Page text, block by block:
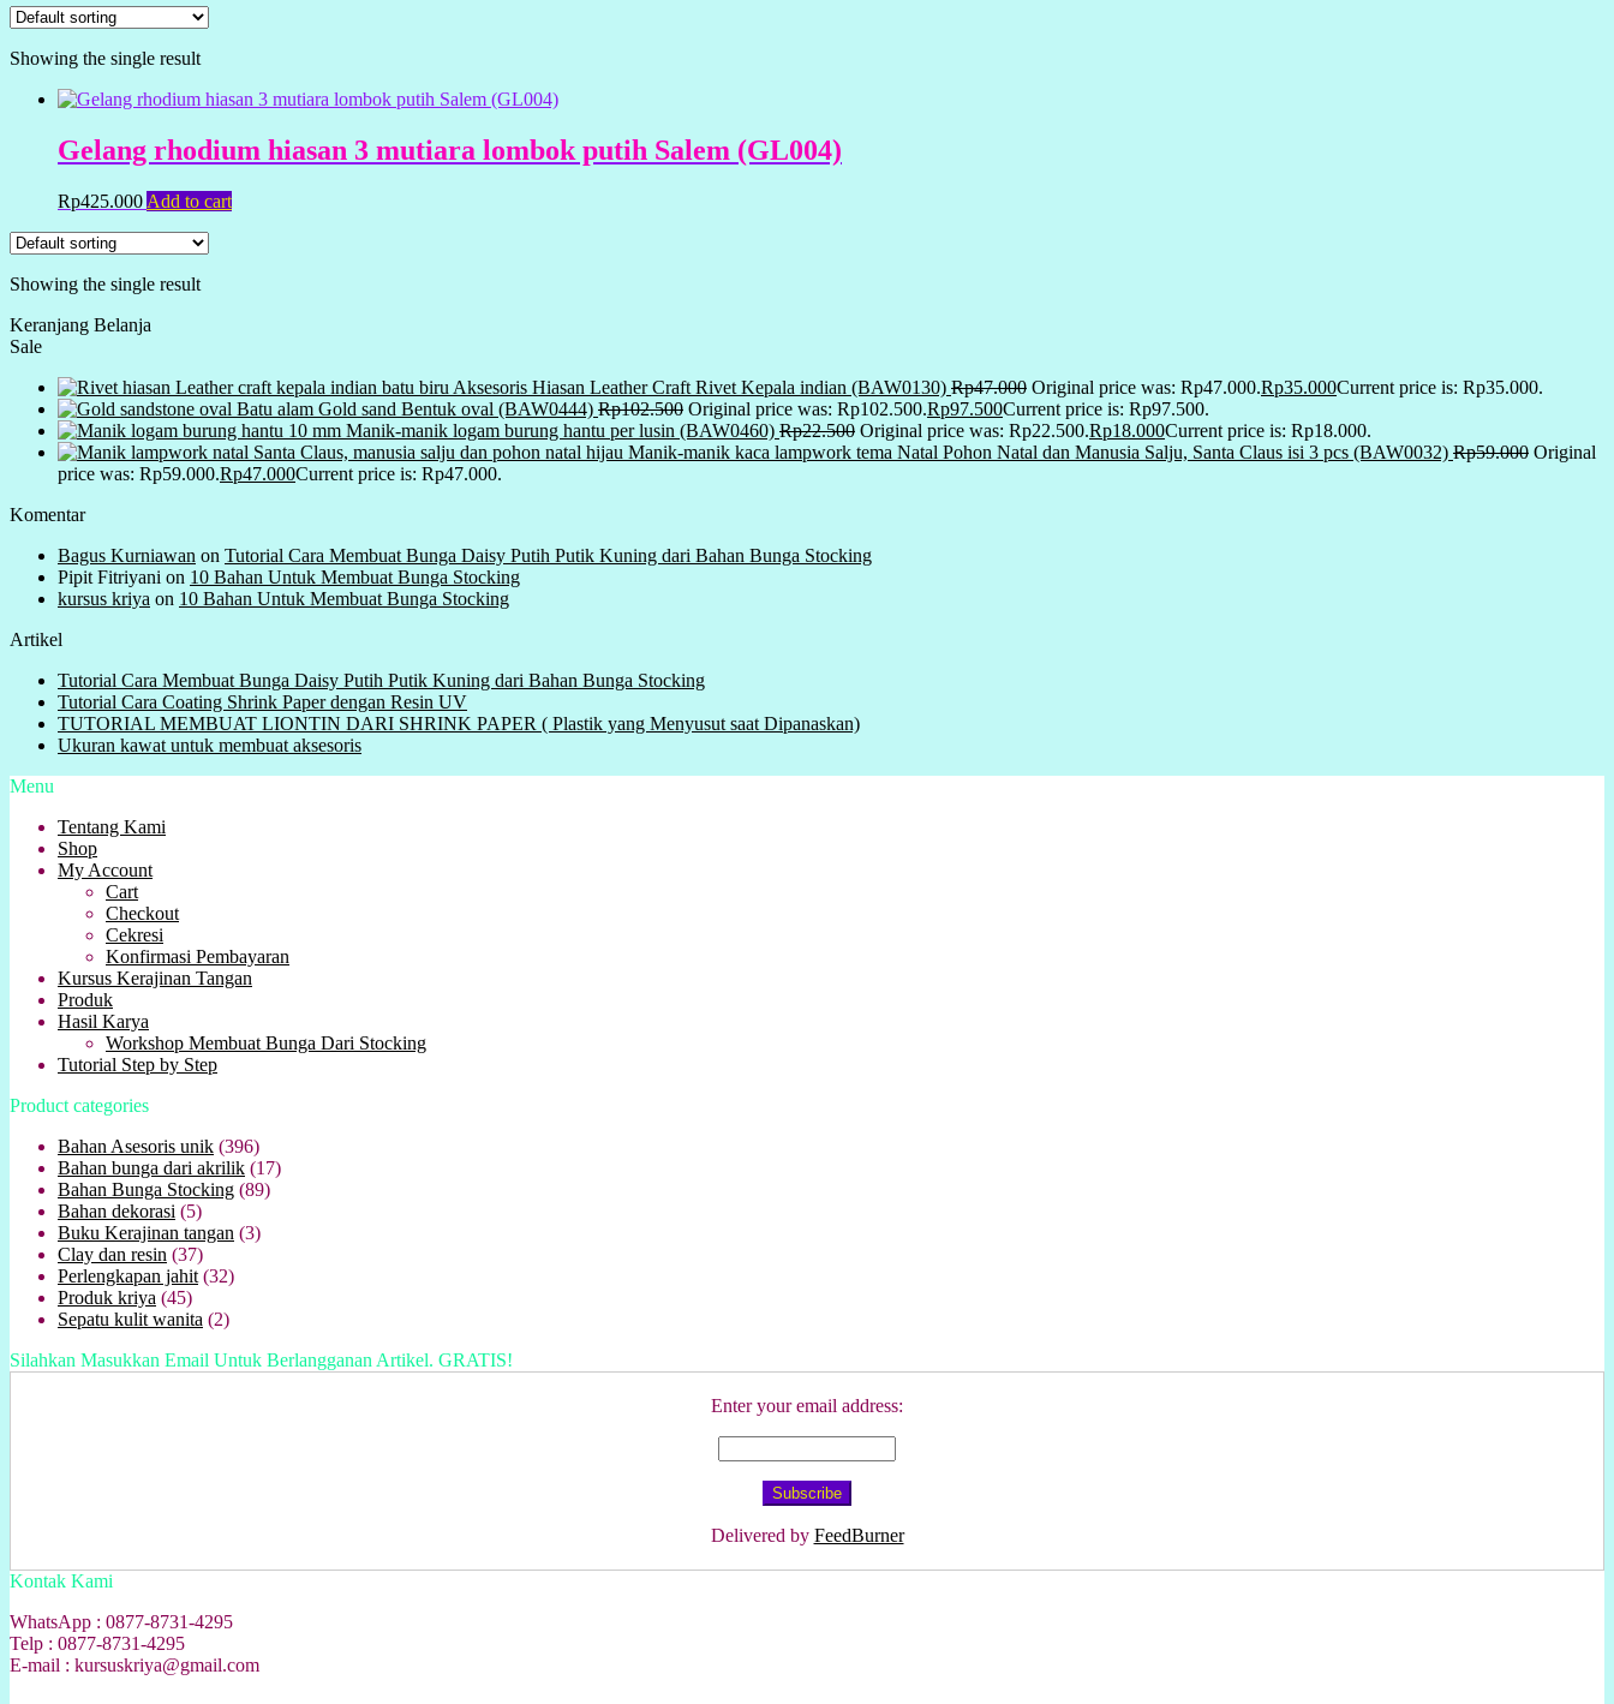
Showing the single result
Gelang rhodium hiasan 3 mutiara lombok putih Salem (GL004)
Rp425.000 Add to cart
Showing the single result
Keranjang Belanja
Sale
Aksesoris Hiasan Leather Craft Rivet Kepala indian (BAW0130) Rp47.000 Original price was: Rp47.000.Rp35.000Current price is: Rp35.000.
Batu alam Gold sand Bentuk oval (BAW0444) Rp102.500 Original price was: Rp102.500.Rp97.500Current price is: Rp97.500.
Manik-manik logam burung hantu per lusin (BAW0460) Rp22.500 Original price was: Rp22.500.Rp18.000Current price is: Rp18.000.
Manik-manik kaca lampwork tema Natal Pohon Natal dan Manusia Salju, Santa Claus isi 3 pcs (BAW0032) Rp59.000 Original
price was: Rp59.000.Rp47.000Current price is: Rp47.000.
Komentar
Bagus Kurniawan on Tutorial Cara Membuat Bunga Daisy Putih Putik Kuning dari Bahan Bunga Stocking
Pipit Fitriyani on 10 Bahan Untuk Membuat Bunga Stocking
kursus kriya on 10 Bahan Untuk Membuat Bunga Stocking
Artikel
Tutorial Cara Membuat Bunga Daisy Putih Putik Kuning dari Bahan Bunga Stocking
Tutorial Cara Coating Shrink Paper dengan Resin UV
TUTORIAL MEMBUAT LIONTIN DARI SHRINK PAPER ( Plastik yang Menyusut saat Dipanaskan)
Ukuran kawat untuk membuat aksesoris
Menu
Tentang Kami
Shop
My Account
Cart
Checkout
Cekresi
Konfirmasi Pembayaran
Kursus Kerajinan Tangan
Produk
Hasil Karya
Workshop Membuat Bunga Dari Stocking
Tutorial Step by Step
Product categories
Bahan Asesoris unik (396)
Bahan bunga dari akrilik (17)
Bahan Bunga Stocking (89)
Bahan dekorasi (5)
Buku Kerajinan tangan (3)
Clay dan resin (37)
Perlengkapan jahit (32)
Produk kriya (45)
Sepatu kulit wanita (2)
Silahkan Masukkan Email Untuk Berlangganan Artikel. GRATIS!
Enter your email address:
Delivered by FeedBurner
Kontak Kami
WhatsApp : 0877-8731-4295
Telp : 0877-8731-4295
E-mail : kursuskriya@gmail.com